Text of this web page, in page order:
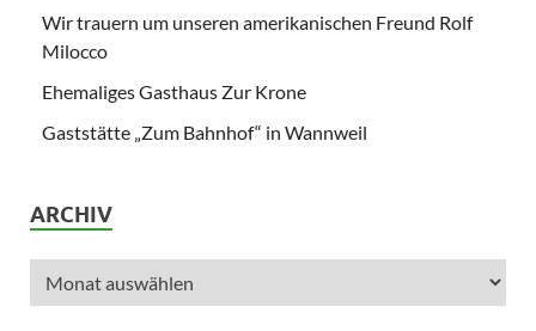
Wir trauern um unseren amerikanischen Freund Rolf
Milocco
Ehemaliges Gasthaus Zur Krone
Gaststätte „Zum Bahnhof“ in Wannweil
ARCHIV